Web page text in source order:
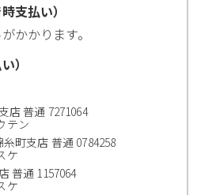
支払い）
かかります。
）
店 普通 7271064
テン
町支店 普通 0784258
ケ
普通 1157064
ケ